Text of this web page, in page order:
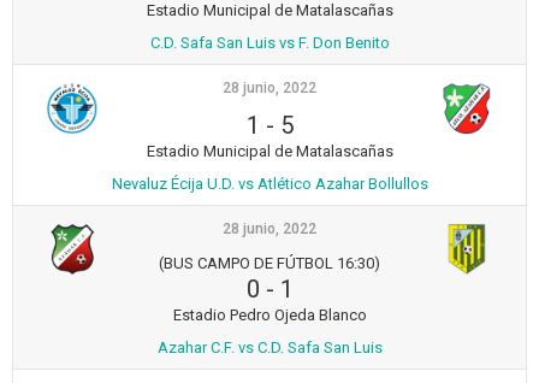
Estadio Municipal de Matalascañas
C.D. Safa San Luis vs F. Don Benito
28 junio, 2022
1 - 5
Estadio Municipal de Matalascañas
Nevaluz Écija U.D. vs Atlético Azahar Bollullos
28 junio, 2022
(BUS CAMPO DE FÚTBOL 16:30)
0 - 1
Estadio Pedro Ojeda Blanco
Azahar C.F. vs C.D. Safa San Luis